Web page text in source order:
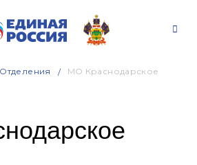
МО Краснодарское